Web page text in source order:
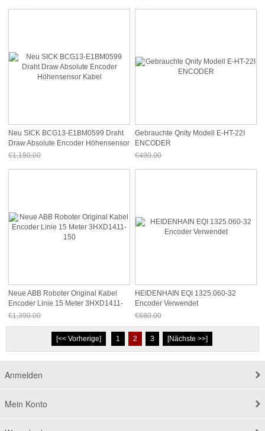
Neu SICK BCG13-E1BM0599 Draht
Draw Absolute Encoder Höhensensor
Kabel
€1,150.00
Gebrauchte Qnity Modell E-HT-22I
ENCODER
€490.00
Neue ABB Roboter Original Kabel
Encoder Linie 15 Meter 3HXD1411-
150
€1,390.00
Jetzt nur noch €1,292.70
HEIDENHAIN EQI 1325.060-32
Encoder Verwendet
€680.00
Jetzt nur noch €632.40
[<< Vorherige]
1 2 3 [Nächste >>]
Anmelden
Mein Konto